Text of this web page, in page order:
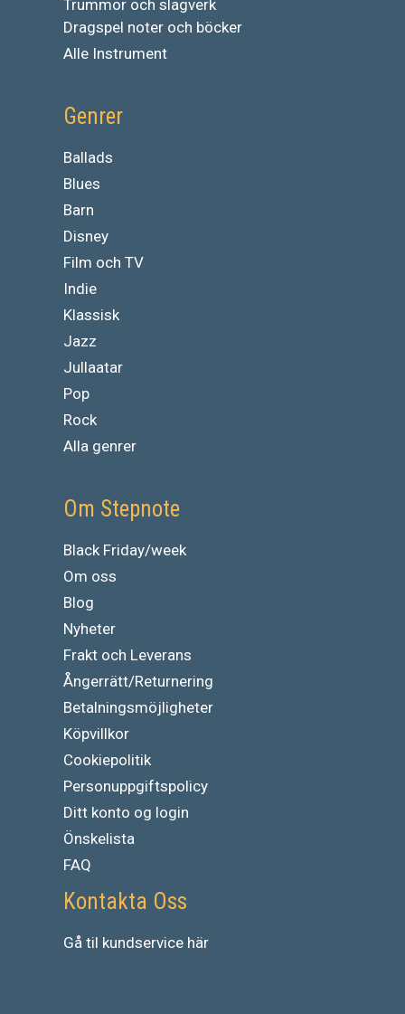
Trummor och slagverk
Dragspel noter och böcker
Alle Instrument
Genrer
Ballads
Blues
Barn
Disney
Film och TV
Indie
Klassisk
Jazz
Jullaatar
Pop
Rock
Alla genrer
Om Stepnote
Black Friday/week
Om oss
Blog
Nyheter
Frakt och Leverans
Ångerrätt/Returnering
Betalningsmöjligheter
Köpvillkor
Cookiepolitik
Personuppgiftspolicy
Ditt konto og login
Önskelista
FAQ
Kontakta Oss
Gå til kundservice här